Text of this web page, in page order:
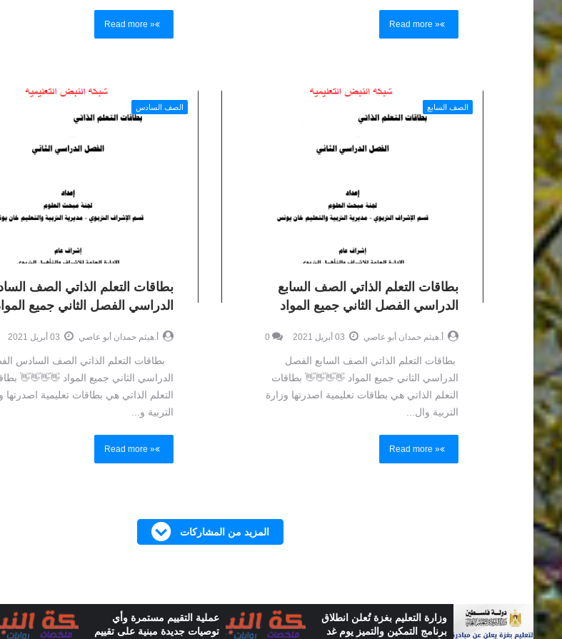
Read more »
Read more »
الصف السابع
بطاقات التعلم الذاتي الصف السابع
الدراسي الفصل الثاني جميع المواد
أ.هيثم حمدان أبو عاصي 0
بطاقات التعلم الذاتي الصف السابع الفصل
الدراسي الثاني جميع المواد 👋👋👋👋 بطاقات
التعلم الذاتي هي بطاقات تعليمية اصدرتها وزارة
التربية وال...
Read more »
الصف السادس
بطاقات التعلم الذاتي الصف
الدراسي الفصل الثاني جميع
أ.هيثم حمدان أبو عاصي
بطاقات التعلم الذاتي الصف السادس
الدراسي الثاني جميع المواد 👋👋👋👋
التعلم الذاتي هي بطاقات تعليمية اصدرتها
التربية و...
Read more »
المزيد من المشاركات
عملية التقييم مستمرة وأي
توصيات جديدة مبنية على تقييم
تصريح صادر عن وزارة الأوقاف
حول التزام المواطنين بإجراءات